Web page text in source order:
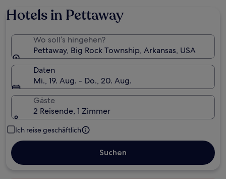
Hotels in Pettaway
Wo soll’s hingehen?
Pettaway, Big Rock Township, Arkansas, USA
Daten
Mi., 19. Aug. - Do., 20. Aug.
Gäste
2 Reisende, 1 Zimmer
Ich reise geschäftlich
Suchen